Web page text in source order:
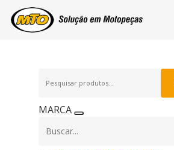
por:
MARCA